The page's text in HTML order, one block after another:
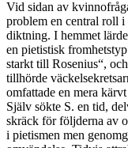
Vid sidan av
problem en central roll
diktning. I hemmet
en pietistisk
starkt till Rosenius“,
tillhörde
omfattade en mera
Själv sökte S. en tid,
skräck för följderna av
i pietismen men